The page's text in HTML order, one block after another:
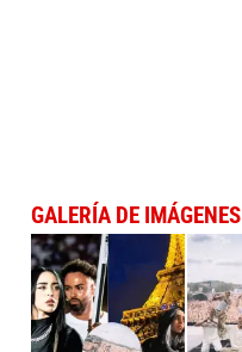
GALERÍA DE IMÁGENES